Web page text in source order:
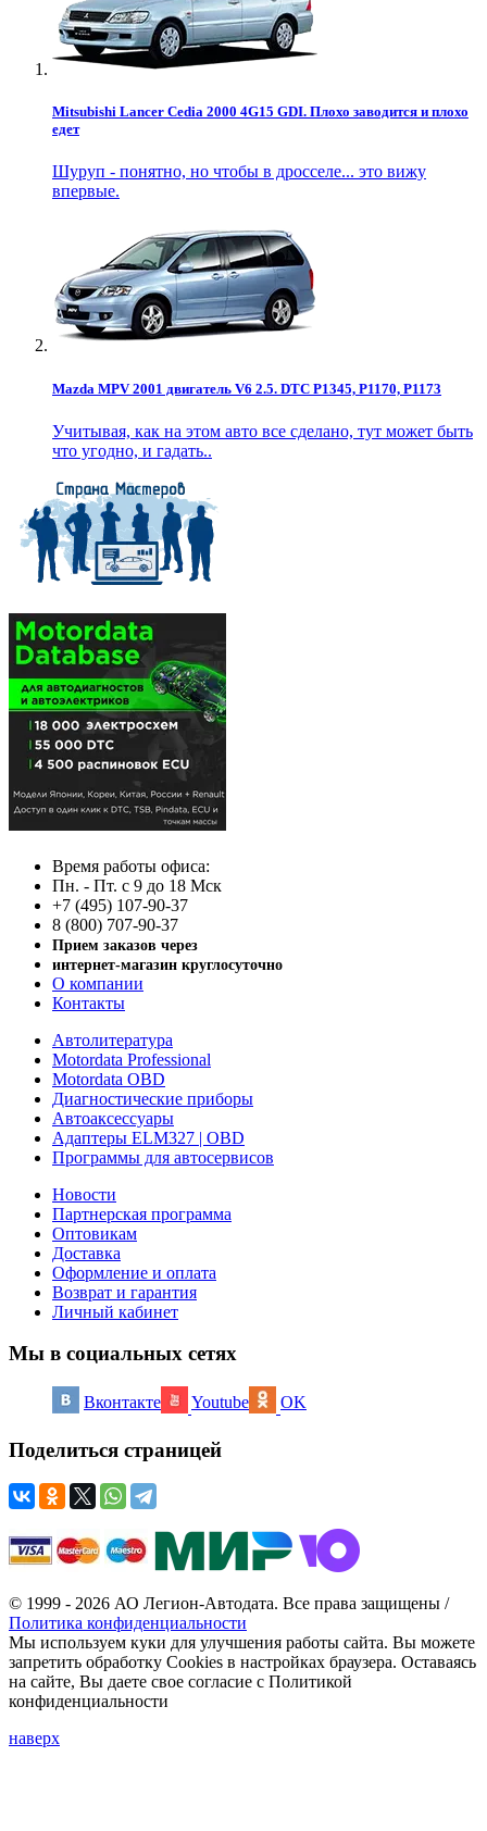
Mitsubishi Lancer Cedia 2000 4G15 GDI. Плохо заводится и плохо
едет
Шуруп - понятно, но чтобы в дросселе... это вижу
впервые.
Mazda MPV 2001 двигатель V6 2.5. DTC P1345, P1170, P1173
Учитывая, как на этом авто все сделано, тут может быть
что угодно, и гадать..
Время работы офиса:
Пн. - Пт. с 9 до 18 Мск
+7 (495) 107-90-37
8 (800) 707-90-37
Прием заказов через
интернет-магазин круглосуточно
О компании
Контакты
Автолитература
Motordata Professional
Motordata OBD
Диагностические приборы
Автоаксессуары
Адаптеры ELM327 | OBD
Программы для автосервисов
Новости
Партнерская программа
Оптовикам
Доставка
Оформление и оплата
Возврат и гарантия
Личный кабинет
Мы в социальных сетях
Вконтакте Youtube OK
Поделиться страницей
© 1999 - 2026 АО Легион-Автодата. Все права защищены /
Политика конфиденциальности
Мы используем куки для улучшения работы сайта. Вы можете
запретить обработку Cookies в настройках браузера. Оставаясь
на сайте, Вы даете свое согласие с Политикой
конфиденциальности
наверх